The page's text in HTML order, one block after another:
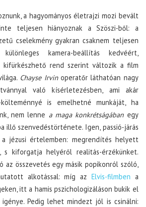
a hagyományos életrajzi mozi bevált
teljesen hiányoznak a Szöszi-ből: a
cselekmény gyakran csaknem teljesen
kamera-beállítás kedvéért,
rend szerint változik a film
Chayse Irvinoperatőr láthatóan nagy
való kísérletezésben, ami akár
költeménnyé is emelhetné munkáját, ha
nem lenne a maga konkrétságábanegy
illő szenvedéstörténete. Igen, passió-járás
a jézusi értelemben: megrendítés helyett
s kiforgatja helyéről realitás-érzékünket.
az összevetés egy másik popikonról szóló,
alkotással: míg az Elvis-filmben a
itt a hamis pszichologizáláson bukik el
Pedig lehet mindezt jól is csinálni: